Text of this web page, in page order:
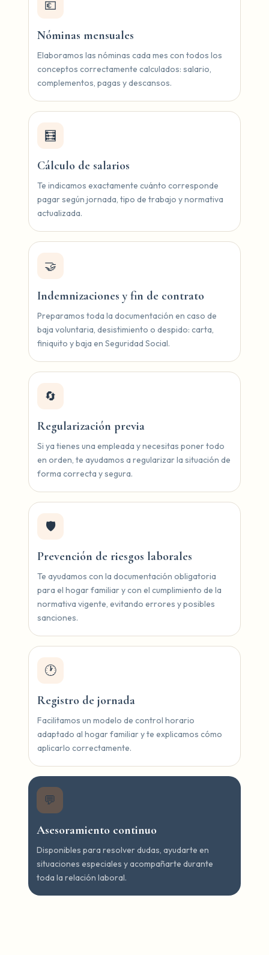
💶
Nóminas mensuales
Elaboramos las nóminas cada mes con todos los
conceptos correctamente calculados: salario,
complementos, pagas y descansos.
🧮
Cálculo de salarios
Te indicamos exactamente cuánto corresponde
pagar según jornada, tipo de trabajo y normativa
actualizada.
🤝
Indemnizaciones y fin de contrato
Preparamos toda la documentación en caso de
baja voluntaria, desistimiento o despido: carta,
finiquito y baja en Seguridad Social.
🔄
Regularización previa
Si ya tienes una empleada y necesitas poner todo
en orden, te ayudamos a regularizar la situación de
forma correcta y segura.
🛡️
Prevención de riesgos laborales
Te ayudamos con la documentación obligatoria
para el hogar familiar y con el cumplimiento de la
normativa vigente, evitando errores y posibles
sanciones.
🕐
Registro de jornada
Facilitamos un modelo de control horario
adaptado al hogar familiar y te explicamos cómo
aplicarlo correctamente.
💬
Asesoramiento continuo
Disponibles para resolver dudas, ayudarte en
situaciones especiales y acompañarte durante
toda la relación laboral.